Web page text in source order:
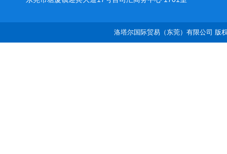
洛塔尔国际贸易（东莞）有限公司 版